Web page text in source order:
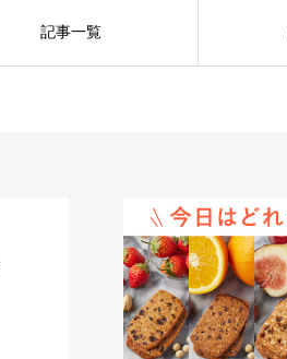
記事一覧